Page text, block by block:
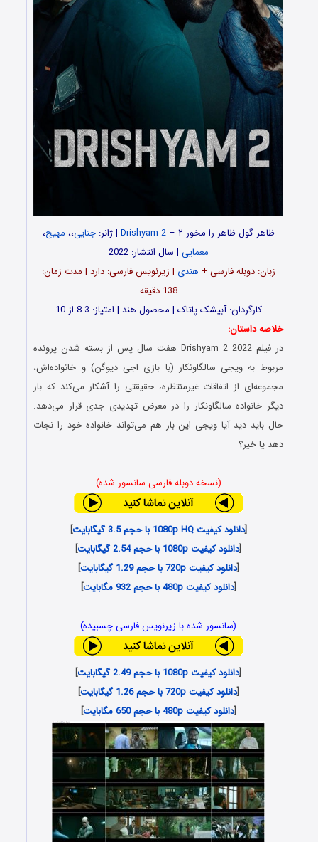
ظاهر گول ظاهر را مخور ۲ – Drishyam 2 | ژانر:جنایی،، مهیج،
معمایی | سال انتشار: 2022
زبان: دوبله فارسی + هندی | زیرنویس فارسی: دارد | مدت زمان:
138 دقیقه
کارگردان: آبیشک پاتاک | محصول هند | امتیاز: 8.3 از 10
خلاصه داستان:
در فیلم Drishyam 2 2022 هفت سال پس از بسته شدن پرونده
مربوط به ویجی سالگاونکار (با بازی اجی دیوگن) و خانواده‌اش،
مجموعه‌ای از اتفاقات غیرمنتظره، حقیقتی را آشکار می‌کند که بار
دیگر خانواده سالگاونکار را در معرض تهدیدی جدی قرار می‌دهد.
حال باید دید آیا ویجی این بار هم می‌تواند خانواده خود را نجات
دهد یا خیر؟
(نسخه دوبله فارسی سانسور شده)
[دانلود کیفیت 1080p HQ با حجم 3.5 گیگابایت
]
[دانلود کیفیت 1080p با حجم 2.54 گیگابایت
]
[دانلود کیفیت 720p با حجم 1.29 گیگابایت
]
[دانلود کیفیت 480p با حجم 932 مگابایت ]
(سانسور شده با زیرنویس فارسی چسبیده)
[دانلود کیفیت 1080p با حجم 2.49 گیگابایت
]
[دانلود کیفیت 720p با حجم 1.26 گیگابایت
]
[دانلود کیفیت 480p با حجم 650 مگابایت ]